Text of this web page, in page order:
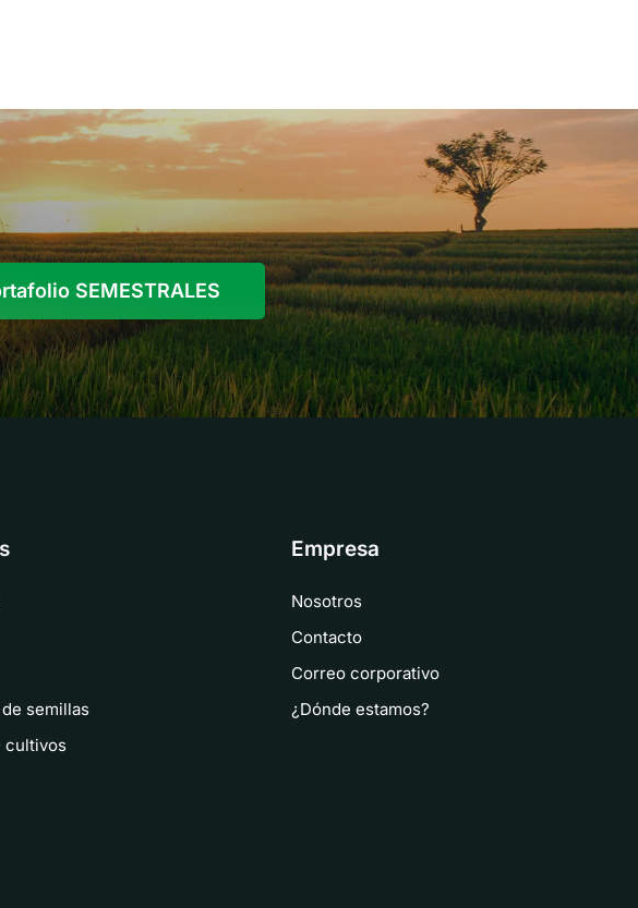
SEMESTRALES
semillas
cultivos
Empresa
Nosotros
Contacto
Correo corporativo
¿Dónde estamos?